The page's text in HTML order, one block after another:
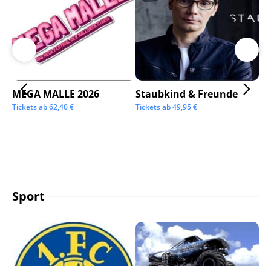
MEGA MALLE 2026
Tickets ab62,40€
Staubkind & Freunde
Tickets ab49,95€
Sport